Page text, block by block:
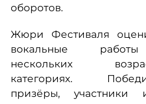
оборотов.
Жюри Фестиваля
вокальные
нескольких
категориях.
призёры,